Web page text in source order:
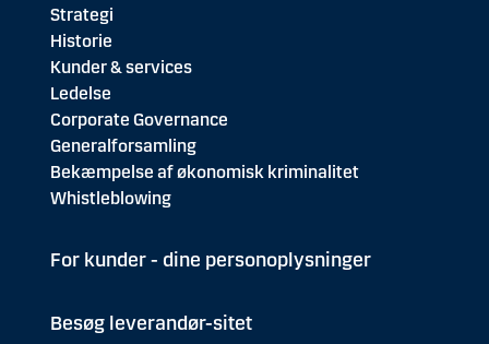
Strategi
Historie
Kunder & services
Ledelse
Corporate Governance
Generalforsamling
Bekæmpelse af økonomisk kriminalitet
Whistleblowing
For kunder - dine personoplysninger
Besøg leverandør-sitet